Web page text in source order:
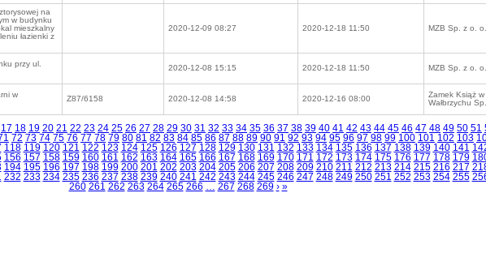
na
w budynku
mieszkalny
łazienki z
2020-12-09 08:27 2020-12-18 11:50 MZB Sp. z o. o.
przy ul.
2020-12-08 15:15 2020-12-18 11:50 MZB Sp. z o. o.
w
Z87/6158 2020-12-08 14:58 2020-12-16 08:00
Zamek Książ w
Wałbrzychu
17 18 19 20 21 22 23 24 25 26 27 28 29 30 31 32 33 34 35 36 37 38 39 40 41 42 43 44 45 46 47 48 49 50 51
72 73 74 75 76 77 78 79 80 81 82 83 84 85 86 87 88 89 90 91 92 93 94 95 96 97 98 99 100 101 102 103
118 119 120 121 122 123 124 125 126 127 128 129 130 131 132 133 134 135 136 137 138 139 140 141
156 157 158 159 160 161 162 163 164 165 166 167 168 169 170 171 172 173 174 175 176 177 178 179
194 195 196 197 198 199 200 201 202 203 204 205 206 207 208 209 210 211 212 213 214 215 216 217
232 233 234 235 236 237 238 239 240 241 242 243 244 245 246 247 248 249 250 251 252 253 254 255
260 261 262 263 264 265 266 … 267 268 269 › »